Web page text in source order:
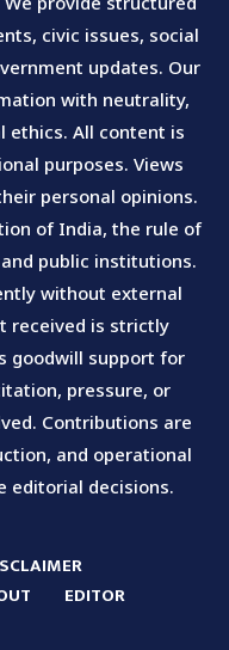
civic issues, social
updates. Our
with neutrality,
ethics. All content is
purposes. Views
personal opinions.
of India, the rule of
public institutions.
without external
received is strictly
goodwill support for
pressure, or
Contributions are
and operational
editorial decisions.
EDITOR